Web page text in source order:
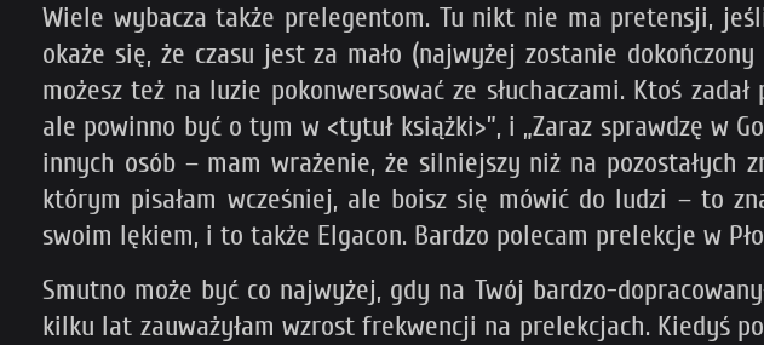
Wiele wybacza także prelegentom. Tu nikt nie ma pretensji,
okaże się, że czasu jest za mało (najwyżej zostanie
możesz też na luzie pokonwersować ze słuchaczami. Ktoś
ale powinno być o tym w <tytuł książki>”, i „Zaraz sprawdzę w
innych osób – mam wrażenie, że silniejszy niż na pozostałych
którym pisałam wcześniej, ale boisz się mówić do ludzi – to
swoim lękiem, i to także Elgacon. Bardzo polecam prelekcje w
Smutno może być co najwyżej, gdy na Twój bardzo-
kilku lat zauważyłam wzrost frekwencji na prelekcjach. Kiedyś